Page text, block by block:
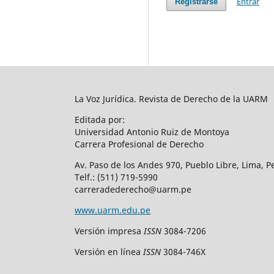
La Voz Jurídica. Revista de Derecho de la UARM
Editada por:
Universidad Antonio Ruiz de Montoya
Carrera Profesional de Derecho
Av. Paso de los Andes 970, Pueblo Libre, Lima,
Telf.: (511) 719-5990
carreradederecho@uarm.pe
www.uarm.edu.pe
Versión impresaISSN 3084-7206
Versión en líneaISSN 3084-746X